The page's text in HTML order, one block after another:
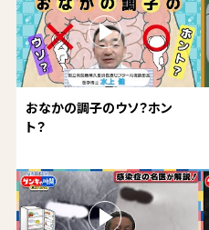
おなかの調子のウソ？ホン
ト？